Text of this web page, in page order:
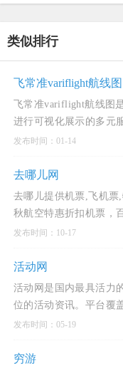
类似排行
飞常准variflight航线图
飞常准variflight航线图
进行可视化展示的多元
空领域相关从业人员、
发布时间：01-14
去哪儿网
去哪儿提供机票,飞机票
秋航空特惠折扣机票，
国航、深航1折特价机
发布时间：10-17
活动网
活动网是国内最具活力
位的活动资讯。平台覆
商家促销、团购优惠，
发布时间：05-19
穷游